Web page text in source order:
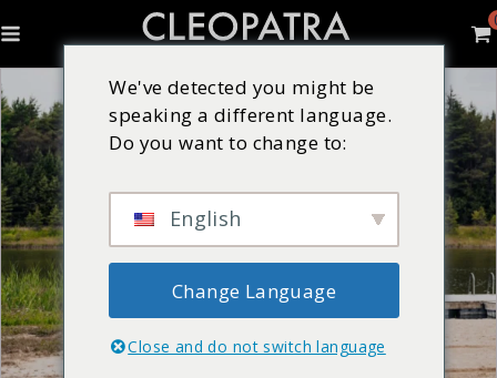
We've detected you might be
speaking a different language.
Do you want to change to:
English
Change Language
Close and do not switch language